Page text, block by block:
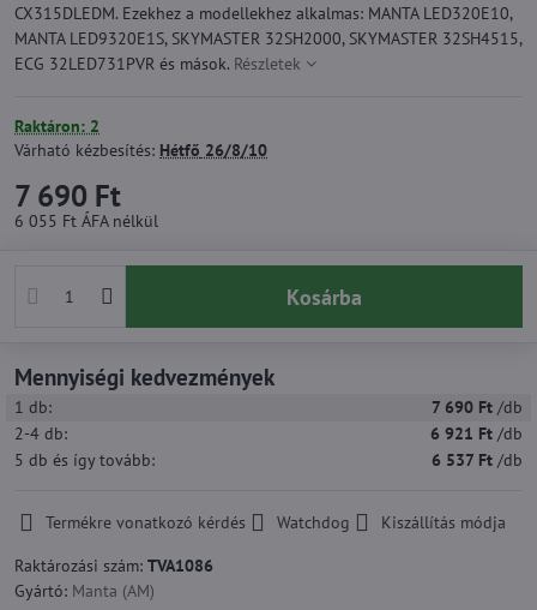
CX315DLEDM. Ezekhez a modellekhez alkalmas: MANTA LED320E10,
MANTA LED9320E1S, SKYMASTER 32SH2000, SKYMASTER 32SH4515,
ECG 32LED731PVR és mások. Részletek
Raktáron: 2
Várható kézbesítés: Hétfő 26/8/10
7 690 Ft
6 055 Ft ÁFA nélkül
Kosárba
Mennyiségi kedvezmények
1 db: 7 690 Ft /db
2-4 db: 6 921 Ft /db
5 db és így tovább: 6 537 Ft /db
Termékre vonatkozó kérdés Watchdog
Kiszállítás módja
Raktározási szám: TVA1086
Gyártó: Manta (AM)